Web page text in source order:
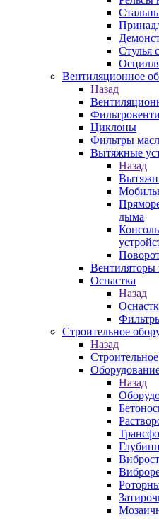
Стулья
Вентиляционное
Назад
Циклоны
Фильтры
Вытяжные
Назад
дыма
Вентиляторы
Оснастка
Назад
Строительное
Назад
Назад